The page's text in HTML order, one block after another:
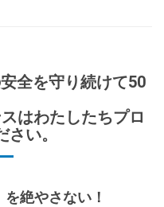
全を守り続けて50
はわたしたちプロ
い。
絶やさない！